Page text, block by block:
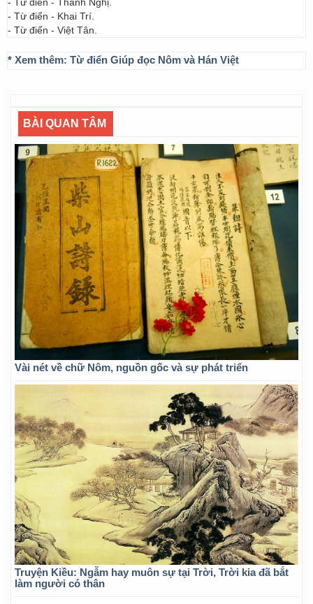
- Từ điển - Khai Trí.
- Từ điển - Việt Tân.
* Xem thêm: Từ điển Giúp đọc Nôm và Hán Việt
BÀI QUAN TÂM
Vài nét về chữ Nôm, nguồn gốc và sự phát triển
Truyện Kiều: Ngẫm hay muôn sự tại Trời, Trời kia đã bắt
làm người có thân